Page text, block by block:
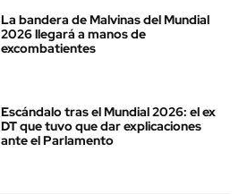
La bandera de Malvinas del Mundial
2026 llegará a manos de
excombatientes
Escándalo tras el Mundial 2026: el ex
DT que tuvo que dar explicaciones
ante el Parlamento